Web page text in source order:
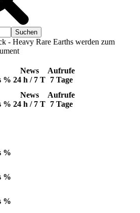
- Heavy Rare Earths werden zum
%
News
24 h / 7 T
Aufrufe
7 Tage
%
News
24 h / 7 T
Aufrufe
7 Tage
%
%
%